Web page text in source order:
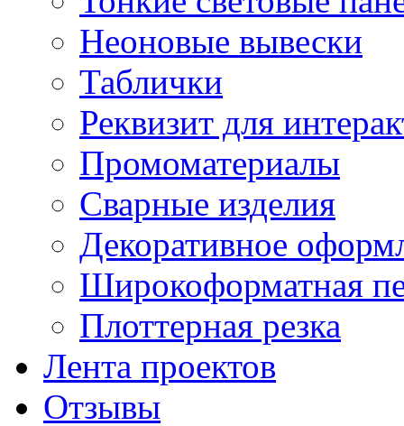
Неоновые вывески
Таблички
Реквизит для
Промоматериалы
Сварные изделия
Декоративное
Широкоформатная
Плоттерная резка
Лента проектов
Отзывы